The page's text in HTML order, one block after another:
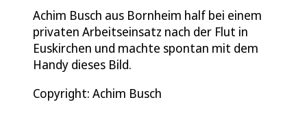
Achim Busch aus Bornheim half bei einem
privaten Arbeitseinsatz nach der Flut in
Euskirchen und machte spontan mit dem
Handy dieses Bild.
Copyright: Achim Busch